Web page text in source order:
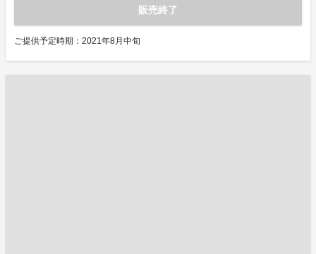
販売終了
ご提供予定時期：2021年8月中旬